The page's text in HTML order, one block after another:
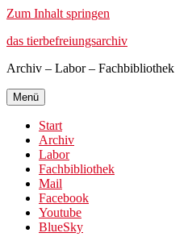
Zum Inhalt springen
das tierbefreiungsarchiv
Archiv – Labor – Fachbibliothek
Menü
Start
Archiv
Labor
Fachbibliothek
Mail
Facebook
Youtube
BlueSky